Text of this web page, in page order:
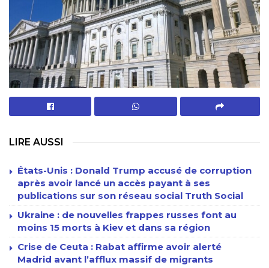
LIRE AUSSI
États-Unis : Donald Trump accusé de corruption
après avoir lancé un accès payant à ses
publications sur son réseau social Truth Social
Ukraine : de nouvelles frappes russes font au
moins 15 morts à Kiev et dans sa région
Crise de Ceuta : Rabat affirme avoir alerté
Madrid avant l’afflux massif de migrants